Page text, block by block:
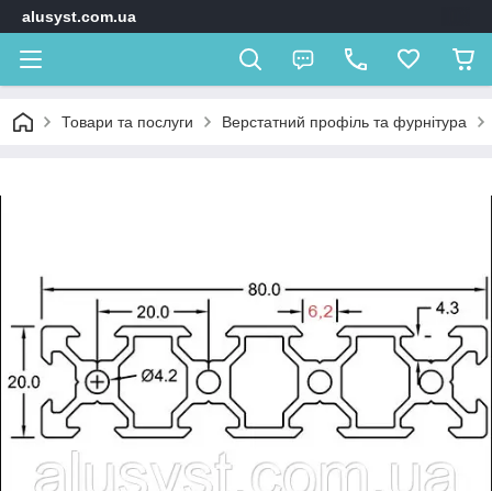
alusyst.com.ua
Товари та послуги Верстатний профіль та фурнітура